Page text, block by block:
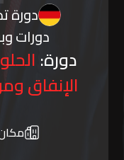
دورة
دورات
دورة:
الإنفاق